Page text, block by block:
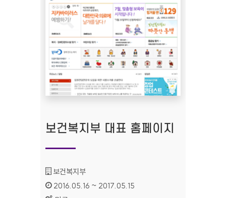
보건복지부 대표 홈페이지
기관명 :
보건복지부
인증기간 :
2016.05.16 ~ 2017.05.15